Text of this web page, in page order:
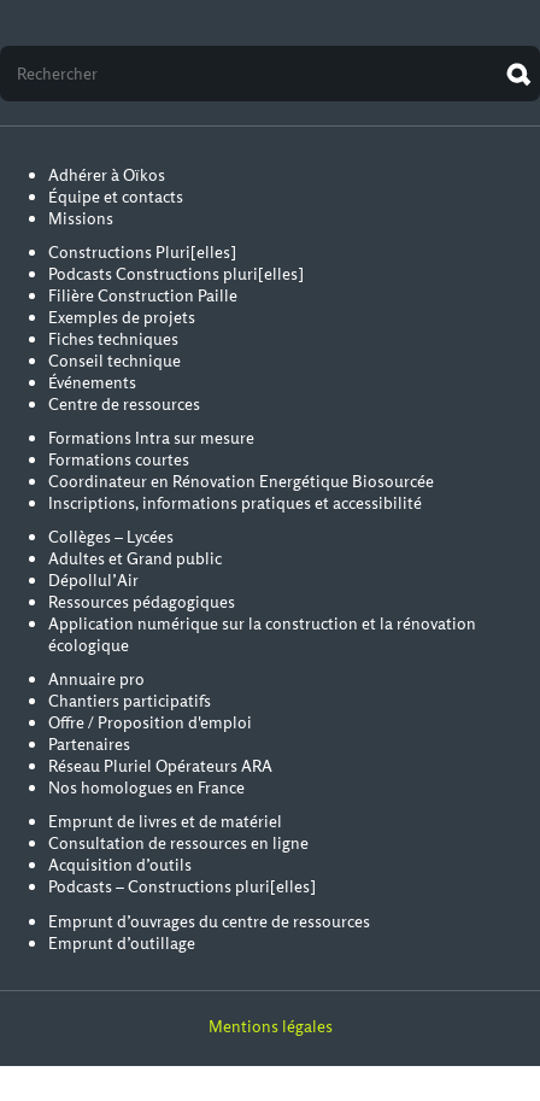
Adhérer à Oïkos
Équipe et contacts
Missions
Constructions Pluri[elles]
Podcasts Constructions pluri[elles]
Filière Construction Paille
Exemples de projets
Fiches techniques
Conseil technique
Événements
Centre de ressources
Formations Intra sur mesure
Formations courtes
Coordinateur en Rénovation Energétique Biosourcée
Inscriptions, informations pratiques et accessibilité
Collèges – Lycées
Adultes et Grand public
Dépollul’Air
Ressources pédagogiques
Application numérique sur la construction et la rénovation
écologique
Annuaire pro
Chantiers participatifs
Offre / Proposition d'emploi
Partenaires
Réseau Pluriel Opérateurs ARA
Nos homologues en France
Emprunt de livres et de matériel
Consultation de ressources en ligne
Acquisition d’outils
Podcasts – Constructions pluri[elles]
Emprunt d’ouvrages du centre de ressources
Emprunt d’outillage
Mentions légales